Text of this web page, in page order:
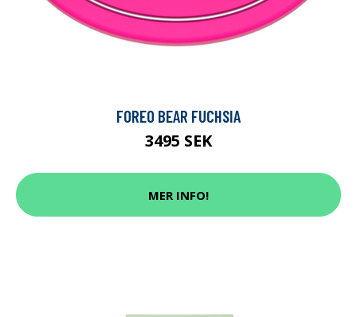
FOREO BEAR FUCHSIA
3495 SEK
MER INFO!